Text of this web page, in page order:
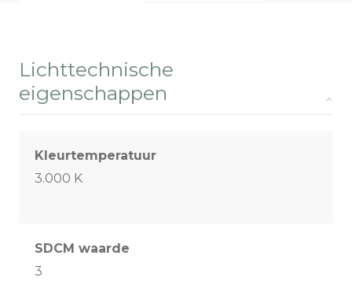
Lichttechnische
eigenschappen
Kleurtemperatuur
3.000 K
SDCM waarde
3